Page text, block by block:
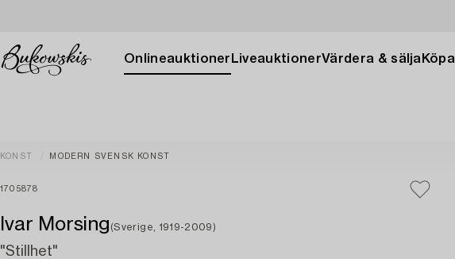
Onlineauktioner LiveauktionerVärdera & sälja Köpa
KONST MODERN SVENSK KONST
1705878
Ivar Morsing (Sverige, 1919-2009)
"Stillhet"